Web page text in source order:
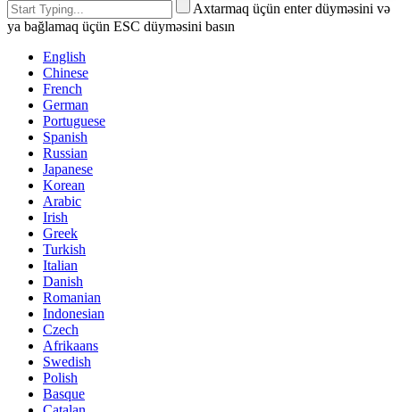
Axtarmaq üçün enter düyməsini və
ya bağlamaq üçün ESC düyməsini basın
English
Chinese
French
German
Portuguese
Spanish
Russian
Japanese
Korean
Arabic
Irish
Greek
Turkish
Italian
Danish
Romanian
Indonesian
Czech
Afrikaans
Swedish
Polish
Basque